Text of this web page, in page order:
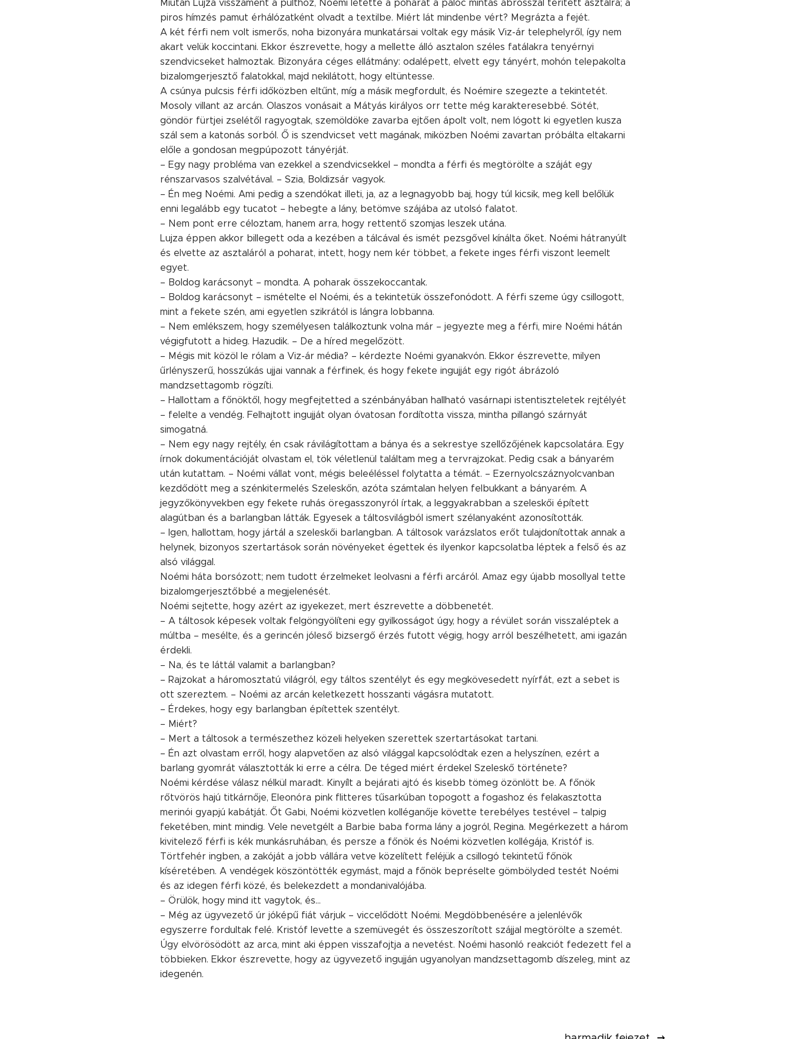
Miután Lujza visszament a pulthoz, Noémi letette a poharat a palóc mintás abrosszal terített asztalra; a
piros hímzés pamut érhálózatként olvadt a textilbe. Miért lát mindenbe vért? Megrázta a fejét.
A két férfi nem volt ismerős, noha bizonyára munkatársai voltak egy másik Viz-ár telephelyről, így nem
akart velük koccintani. Ekkor észrevette, hogy a mellette álló asztalon széles fatálakra tenyérnyi
szendvicseket halmoztak. Bizonyára céges ellátmány: odalépett, elvett egy tányért, mohón telepakolta
bizalomgerjesztő falatokkal, majd nekilátott, hogy eltüntesse.
A csúnya pulcsis férfi időközben eltűnt, míg a másik megfordult, és Noémire szegezte a tekintetét.
Mosoly villant az arcán. Olaszos vonásait a Mátyás királyos orr tette még karakteresebbé. Sötét,
göndör fürtjei zselétől ragyogtak, szemöldöke zavarba ejtően ápolt volt, nem lógott ki egyetlen kusza
szál sem a katonás sorból. Ő is szendvicset vett magának, miközben Noémi zavartan próbálta eltakarni
előle a gondosan megpúpozott tányérját.
– Egy nagy probléma van ezekkel a szendvicsekkel – mondta a férfi és megtörölte a száját egy
rénszarvasos szalvétával. – Szia, Boldizsár vagyok.
– Én meg Noémi. Ami pedig a szendókat illeti, ja, az a legnagyobb baj, hogy túl kicsik, meg kell belőlük
enni legalább egy tucatot – hebegte a lány, betömve szájába az utolsó falatot.
– Nem pont erre céloztam, hanem arra, hogy rettentő szomjas leszek utána.
Lujza éppen akkor billegett oda a kezében a tálcával és ismét pezsgővel kínálta őket. Noémi hátranyúlt
és elvette az asztaláról a poharat, intett, hogy nem kér többet, a fekete inges férfi viszont leemelt
egyet.
– Boldog karácsonyt – mondta. A poharak összekoccantak.
– Boldog karácsonyt – ismételte el Noémi, és a tekintetük összefonódott. A férfi szeme úgy csillogott,
mint a fekete szén, ami egyetlen szikrától is lángra lobbanna.
– Nem emlékszem, hogy személyesen találkoztunk volna már – jegyezte meg a férfi, mire Noémi hátán
végigfutott a hideg. Hazudik. – De a híred megelőzött.
– Mégis mit közöl le rólam a Viz-ár média? – kérdezte Noémi gyanakvón. Ekkor észrevette, milyen
űrlényszerű, hosszúkás ujjai vannak a férfinek, és hogy fekete ingujját egy rigót ábrázoló
mandzsettagomb rögzíti.
– Hallottam a főnöktől, hogy megfejtetted a szénbányában hallható vasárnapi istentiszteletek rejtélyét
– felelte a vendég. Felhajtott ingujját olyan óvatosan fordította vissza, mintha pillangó szárnyát
simogatná.
– Nem egy nagy rejtély, én csak rávilágítottam a bánya és a sekrestye szellőzőjének kapcsolatára. Egy
írnok dokumentációját olvastam el, tök véletlenül találtam meg a tervrajzokat. Pedig csak a bányarém
után kutattam. – Noémi vállat vont, mégis beleéléssel folytatta a témát. – Ezernyolcszáznyolcvanban
kezdődött meg a szénkitermelés Szeleskőn, azóta számtalan helyen felbukkant a bányarém. A
jegyzőkönyvekben egy fekete ruhás öregasszonyról írtak, a leggyakrabban a szeleskői épített
alagútban és a barlangban látták. Egyesek a táltosvilágból ismert szélanyaként azonosították.
– Igen, hallottam, hogy jártál a szeleskői barlangban. A táltosok varázslatos erőt tulajdonítottak annak a
helynek, bizonyos szertartások során növényeket égettek és ilyenkor kapcsolatba léptek a felső és az
alsó világgal.
Noémi háta borsózott; nem tudott érzelmeket leolvasni a férfi arcáról. Amaz egy újabb mosollyal tette
bizalomgerjesztőbbé a megjelenését.
Noémi sejtette, hogy azért az igyekezet, mert észrevette a döbbenetét.
– A táltosok képesek voltak felgöngyölíteni egy gyilkosságot úgy, hogy a révület során visszaléptek a
múltba – mesélte, és a gerincén jóleső bizsergő érzés futott végig, hogy arról beszélhetett, ami igazán
érdekli.
– Na, és te láttál valamit a barlangban?
– Rajzokat a háromosztatú világról, egy táltos szentélyt és egy megkövesedett nyírfát, ezt a sebet is
ott szereztem. – Noémi az arcán keletkezett hosszanti vágásra mutatott.
– Érdekes, hogy egy barlangban építettek szentélyt.
– Miért?
– Mert a táltosok a természethez közeli helyeken szerettek szertartásokat tartani.
– Én azt olvastam erről, hogy alapvetően az alsó világgal kapcsolódtak ezen a helyszínen, ezért a
barlang gyomrát választották ki erre a célra. De téged miért érdekel Szeleskő története?
Noémi kérdése válasz nélkül maradt. Kinyílt a bejárati ajtó és kisebb tömeg özönlött be. A főnök
rőtvörös hajú titkárnője, Eleonóra pink flitteres tűsarkúban topogott a fogashoz és felakasztotta
merinói gyapjú kabátját. Őt Gabi, Noémi közvetlen kolléganője követte terebélyes testével – talpig
feketében, mint mindig. Vele nevetgélt a Barbie baba forma lány a jogról, Regina. Megérkezett a három
kivitelező férfi is kék munkásruhában, és persze a főnök és Noémi közvetlen kollégája, Kristóf is.
Törtfehér ingben, a zakóját a jobb vállára vetve közelített feléjük a csillogó tekintetű főnök
kíséretében. A vendégek köszöntötték egymást, majd a főnök bepréselte gömbölyded testét Noémi
és az idegen férfi közé, és belekezdett a mondanivalójába.
– Örülök, hogy mind itt vagytok, és...
– Még az ügyvezető úr jóképű fiát várjuk – viccelődött Noémi. Megdöbbenésére a jelenlévők
egyszerre fordultak felé. Kristóf levette a szemüvegét és összeszorított szájjal megtörölte a szemét.
Úgy elvörösödött az arca, mint aki éppen visszafojtja a nevetést. Noémi hasonló reakciót fedezett fel a
többieken. Ekkor észrevette, hogy az ügyvezető ingujján ugyanolyan mandzsettagomb díszeleg, mint az
idegenén.